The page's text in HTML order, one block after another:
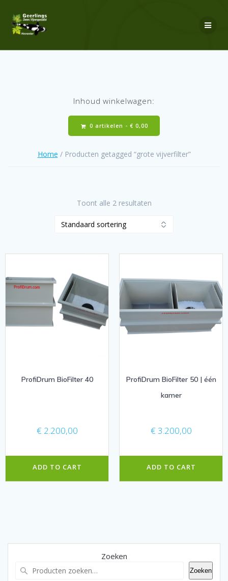
Inhoud winkelwagen:
0 artikelen - € 0,00
Home / Producten getagged “grote vijverfilter”
Toont alle 2 resultaten
ProfiDrum BioFilter 40
€ 2.200,00
ADD TO CART
ProfiDrum BioFilter 50 | één
kamer
€ 3.200,00
ADD TO CART
Zoeken
Zoeken